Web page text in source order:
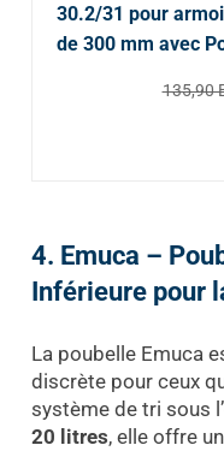
30.2/31 pour
de 300 mm avec
135,90
4. Emuca –
Inférieure pour
La poubelle Emuca
discrète pour ceux
système de tri sous
20 litres, elle offre